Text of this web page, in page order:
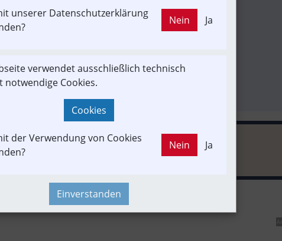
Verkehrsforum BGL & RW
| Studien | Statistik
unserer Datenschutzerklärung
Nein Ja
verwendet ausschließlich technisch
notwendige Cookies.
Cookies
der Verwendung von Cookies
Nein Ja
Einverstanden